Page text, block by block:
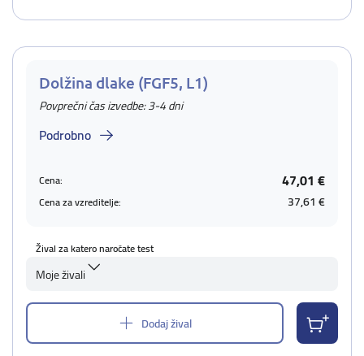
Dolžina dlake (FGF5, L1)
Povprečni čas izvedbe: 3-4 dni
Podrobno
Cena: 47,01 €
Cena za vzreditelje: 37,61 €
Žival za katero naročate test
Moje živali
Dodaj žival